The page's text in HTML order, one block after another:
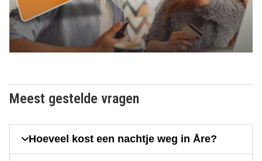
Meest gestelde vragen
Hoeveel kost een nachtje weg in Åre?